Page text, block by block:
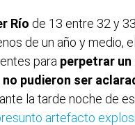
Río de 13 entre 32 y
de un año y medio,
para perpetrar
pudieron ser
la tarde noche de
artefacto